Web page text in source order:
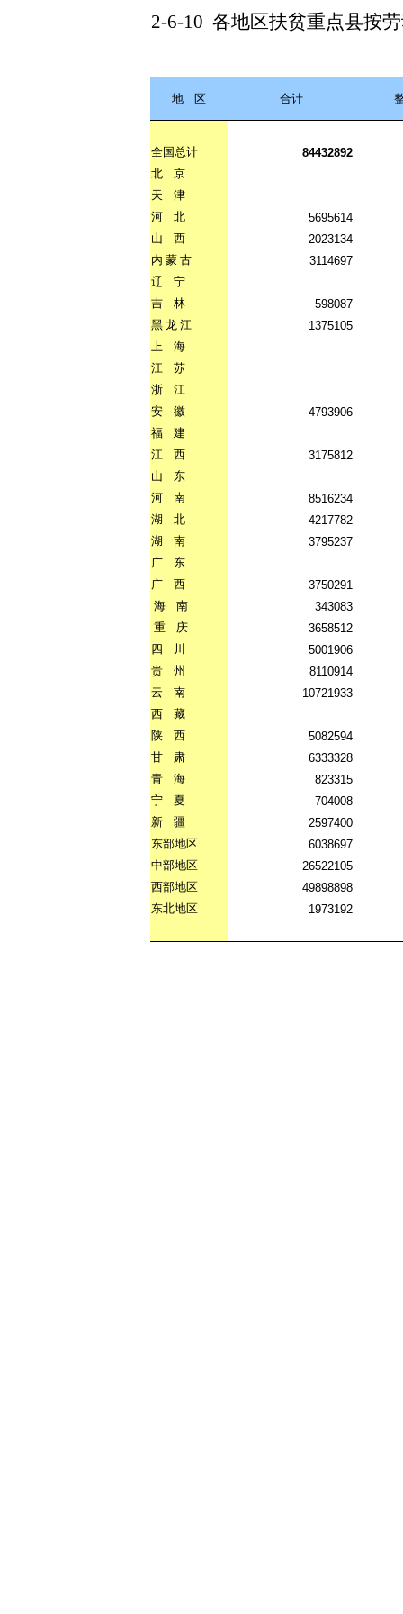
2-6-10 各地区扶贫重点县按
地 区 合计
全国总计
84432892
北
京
天
津
河
北
5695614
山
西
2023134
内 蒙 古
3114697
辽
宁
吉
林
598087
黑 龙 江
1375105
上
海
江
苏
浙
江
安
徽
4793906
福
建
江
西
3175812
山
东
河
南
8516234
湖
北
4217782
湖
南
3795237
广
东
广
西
3750291
海
南
343083
重
庆
3658512
四
川
5001906
贵
州
8110914
云
南
10721933
西
藏
陕
西
5082594
甘
肃
6333328
青
海
823315
宁
夏
704008
新
疆
2597400
东部地区
6038697
中部地区
26522105
西部地区
49898898
东北地区
1973192